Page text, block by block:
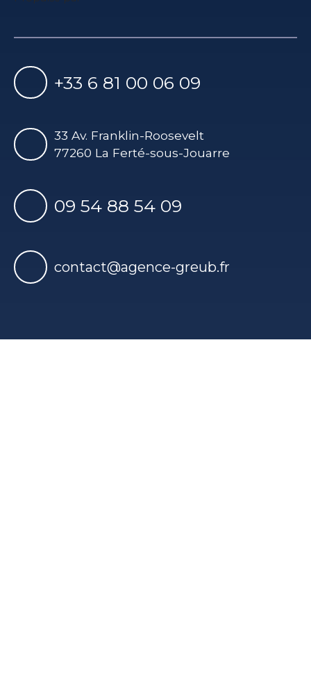
+33 6 81 00 06 09
33 Av. Franklin-Roosevelt
77260 La Ferté-sous-Jouarre
09 54 88 54 09
contact@agence-greub.fr